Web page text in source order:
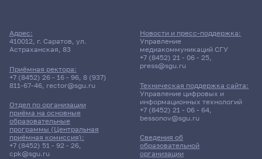
Адрес:
410012, г. Саратов, ул.
Астраханская, 83
Приёмная ректора:
+7 (8452) 26 - 16 - 96, 8 (937)
811-67-46, rector@sgu.ru
Отдел по организации
приёма на основные
образовательные
программы (Центральная
приёмная комиссия):
+7 (8452) 51 - 92 - 26,
cpk@sgu.ru
Сведения об
образовательной
организации
Новости и пресс-поддержка:
Управление
медиакоммуникаций СГУ
+7 (8452) 21 - 06 - 25,
press@sgu.ru
Техническая поддержка сайта:
Управление цифровых и
информационных технологий
+7 (8452) 21 - 06 - 64,
bessonov@sgu.ru